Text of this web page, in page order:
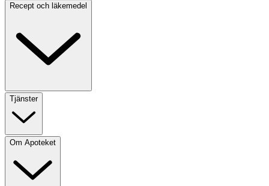
Recept och läkemedel
Tjänster
Om Apoteket